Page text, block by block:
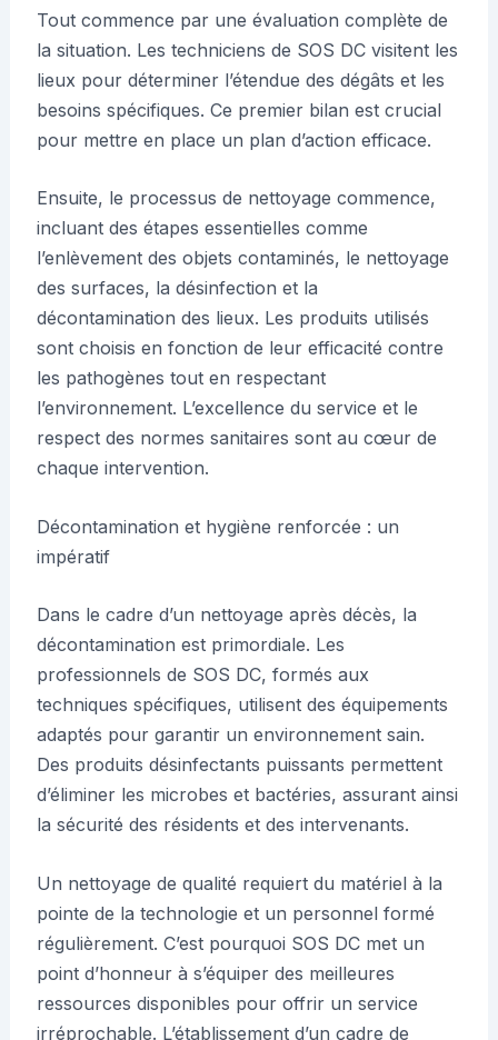
Tout commence par une évaluation complète de
la situation. Les techniciens de SOS DC visitent les
lieux pour déterminer l’étendue des dégâts et les
besoins spécifiques. Ce premier bilan est crucial
pour mettre en place un plan d’action efficace.
Ensuite, le processus de nettoyage commence,
incluant des étapes essentielles comme
l’enlèvement des objets contaminés, le nettoyage
des surfaces, la désinfection et la
décontamination des lieux. Les produits utilisés
sont choisis en fonction de leur efficacité contre
les pathogènes tout en respectant
l’environnement. L’excellence du service et le
respect des normes sanitaires sont au cœur de
chaque intervention.
Décontamination et hygiène renforcée : un
impératif
Dans le cadre d’un nettoyage après décès, la
décontamination est primordiale. Les
professionnels de SOS DC, formés aux
techniques spécifiques, utilisent des équipements
adaptés pour garantir un environnement sain.
Des produits désinfectants puissants permettent
d’éliminer les microbes et bactéries, assurant ainsi
la sécurité des résidents et des intervenants.
Un nettoyage de qualité requiert du matériel à la
pointe de la technologie et un personnel formé
régulièrement. C’est pourquoi SOS DC met un
point d’honneur à s’équiper des meilleures
ressources disponibles pour offrir un service
irréprochable. L’établissement d’un cadre de